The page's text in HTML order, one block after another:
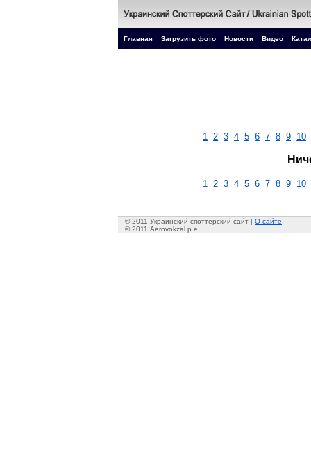
Главная Загрузить фото Новости Видео
1 2 3 4 5 6 7 8 9 10
1 2 3 4 5 6 7 8 9 10
© 2011 Украинский споттерский сайт | О сайте
© 2011 Aerovokzal p.e.